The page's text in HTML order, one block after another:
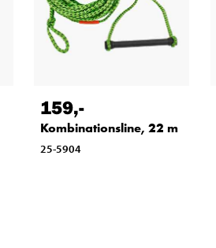
159,-
Kombinationsline, 22 m
25-5904